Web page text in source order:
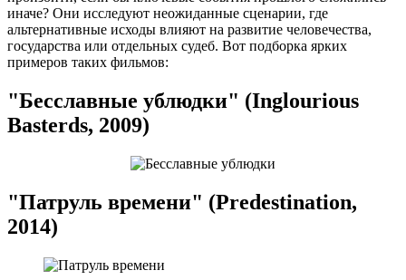
иначе? Они исследуют неожиданные сценарии, где
альтернативные исходы влияют на развитие человечества,
государства или отдельных судеб. Вот подборка ярких
примеров таких фильмов:
"Бесславные ублюдки" (Inglourious
Basterds, 2009)
"Патруль времени" (Predestination,
2014)